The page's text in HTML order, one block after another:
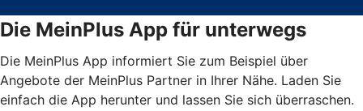
Die MeinPlus App für unterwegs
Die MeinPlus App informiert Sie zum Beispiel über
Angebote der MeinPlus Partner in Ihrer Nähe. Laden Sie
einfach die App herunter und lassen Sie sich überraschen.